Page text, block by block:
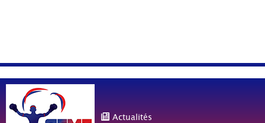
Actualités